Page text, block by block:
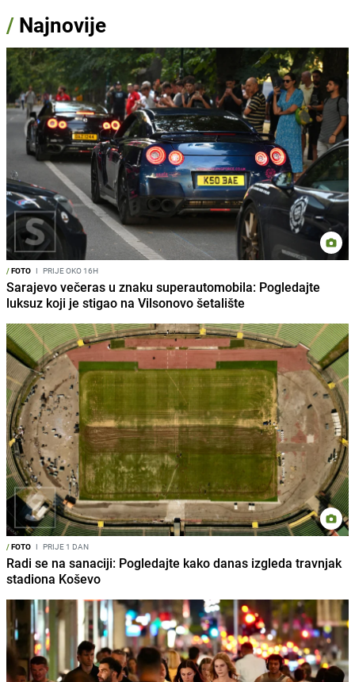
/ Najnovije
/FOTO I PRIJE OKO 16H
Sarajevo večeras u znaku superautomobila: Pogledajte
luksuz koji je stigao na Vilsonovo šetalište
/FOTO I PRIJE 1 DAN
Radi se na sanaciji: Pogledajte kako danas izgleda travnjak
stadiona Koševo